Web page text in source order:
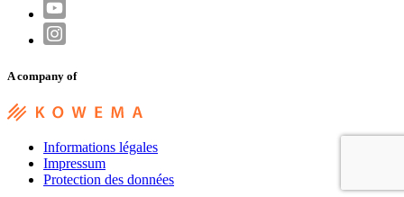
A company of
Informations légales
Impressum
Protection des données